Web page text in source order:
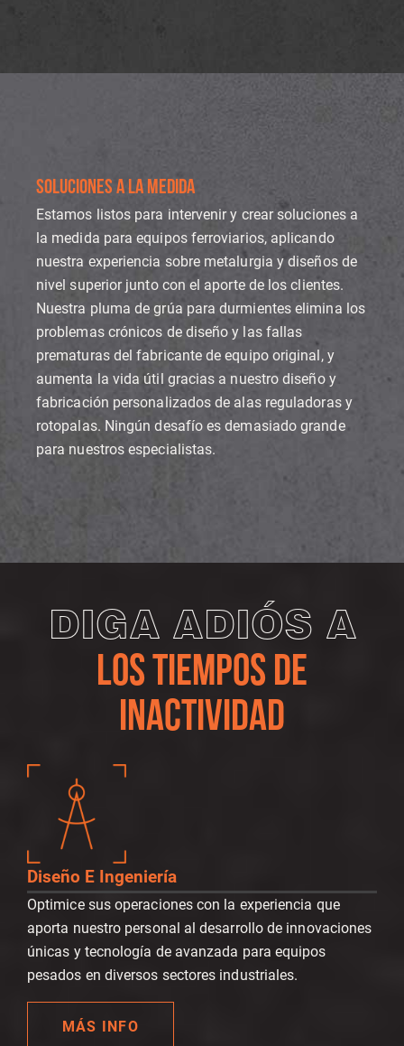
SOLUCIONES A LA MEDIDA
Estamos listos para intervenir y crear soluciones a
la medida para equipos ferroviarios, aplicando
nuestra experiencia sobre metalurgia y diseños de
nivel superior junto con el aporte de los clientes.
Nuestra pluma de grúa para durmientes elimina los
problemas crónicos de diseño y las fallas
prematuras del fabricante de equipo original, y
aumenta la vida útil gracias a nuestro diseño y
fabricación personalizados de alas reguladoras y
rotopalas. Ningún desafío es demasiado grande
para nuestros especialistas.
DIGA ADIÓS A
LOS TIEMPOS DE
INACTIVIDAD
Diseño E Ingeniería
Optimice sus operaciones con la experiencia que
aporta nuestro personal al desarrollo de innovaciones
únicas y tecnología de avanzada para equipos
pesados en diversos sectores industriales.
MÁS INFO